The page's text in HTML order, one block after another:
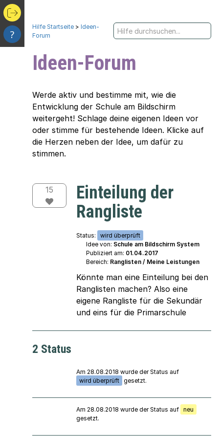
?
Hilfe Startseite > Ideen-
Forum
Ideen-Forum
Werde aktiv und bestimme mit, wie die
Entwicklung der Schule am Bildschirm
weitergeht! Schlage deine eigenen Ideen vor
oder stimme für bestehende Ideen. Klicke auf
die Herzen neben der Idee, um dafür zu
stimmen.
15
Einteilung der
Rangliste
Status:
wird überprüft
Idee von: Schule am Bildschirm System
Publiziert am: 01.04.2017
Bereich: Ranglisten / Meine Leistungen
Könnte man eine Einteilung bei den
Ranglisten machen? Also eine
eigene Rangliste für die Sekundär
und eins für die Primarschule
2 Status
Am 28.08.2018 wurde der Status auf
wird überprüft gesetzt.
Am 28.08.2018 wurde der Status auf neu
gesetzt.